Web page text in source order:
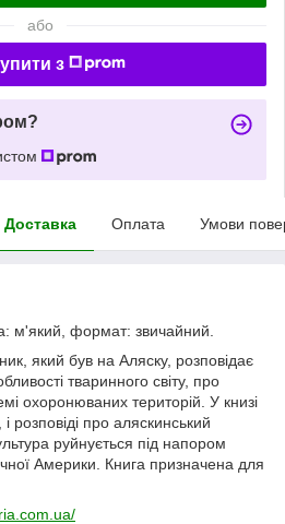
або
з
Доставка Оплата Умови
м'який, формат: звичайний.
який був на Аляску, розповідає
тваринного світу, про
охоронюваних територій. У книзі
розповіді про аляскинський
руйнується під напором
Америки. Книга призначена для